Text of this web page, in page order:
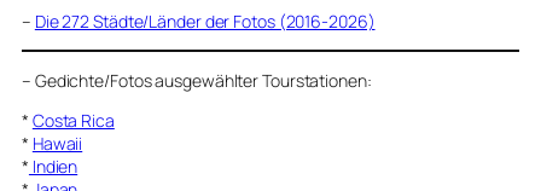
– Die 272 Städte/Länder der Fotos (2016-2026)
– Gedichte/Fotos ausgewählter Tourstationen:
* Costa Rica
* Hawaii
* Indien